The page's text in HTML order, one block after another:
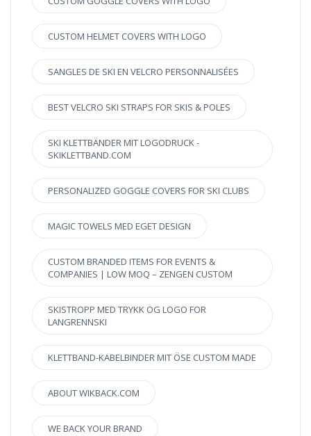
CUSTOM HELMET COVERS WITH LOGO
SANGLES DE SKI EN VELCRO PERSONNALISÉES
BEST VELCRO SKI STRAPS FOR SKIS & POLES
SKI KLETTBÄNDER MIT LOGODRUCK -
SKIKLETTBAND.COM
PERSONALIZED GOGGLE COVERS FOR SKI CLUBS
MAGIC TOWELS MED EGET DESIGN
CUSTOM BRANDED ITEMS FOR EVENTS &
COMPANIES | LOW MOQ – ZENGEN CUSTOM
SKISTROPP MED TRYKK OG LOGO FOR
LANGRENNSKI
KLETTBAND-KABELBINDER MIT ÖSE CUSTOM MADE
ABOUT WIKBACK.COM
WE BACK YOUR BRAND